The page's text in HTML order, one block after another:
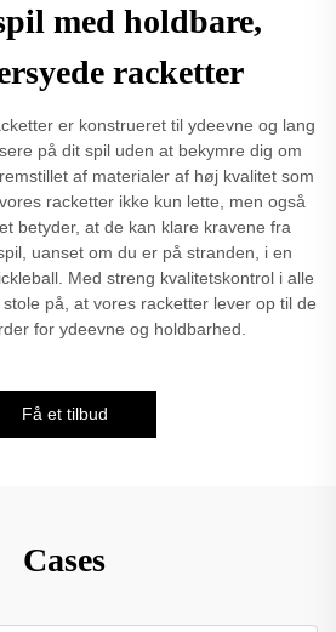
med holdbare,
racketter
er konstrueret til ydeevne og lang
på dit spil uden at bekymre dig om
af materialer af høj kvalitet som
racketter ikke kun lette, men også
betyder, at de kan klare kravene fra
uanset om du er på stranden, i en
Med streng kvalitetskontrol i alle
på, at vores racketter lever op til de
for ydeevne og holdbarhed.
Få et tilbud
Cases